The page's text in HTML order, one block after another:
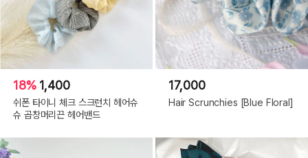
18% 1,400
쉬폰 타이니 체크 스크런치 헤어슈
슈 곱창머리끈 헤어밴드
17,000
Hair Scrunchies [Blue Floral]